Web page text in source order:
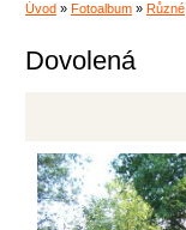
Úvod » Fotoalbum » Různé
Dovolená